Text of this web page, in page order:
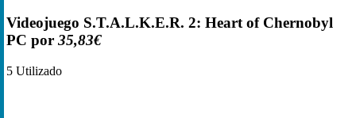
Videojuego S.T.A.L.K.E.R. 2: Heart of Chernobyl
PC por 35,83€
5 Utilizado